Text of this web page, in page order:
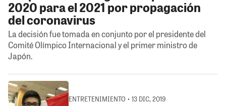
2020 para el 2021 por propagación
del coronavirus
La decisión fue tomada en conjunto por el presidente del
Comité Olímpico Internacional y el primer ministro de
Japón.
ENTRETENIMIENTO • 13 DIC, 2019